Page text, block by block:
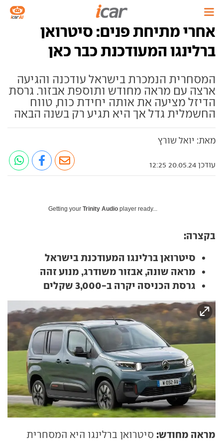
אחרי מתיחת פנים: סיטרואן
ברלינגו המעודכנת כבר כאן
המסחרית הנמכרת בישראל עודכנה והגיעה
ארצה עם מראה מחודש ותוספת אבזור. גרסת
הדיזל מציעה את אותה יחידת כוח, טווח
החשמלית גדל אך היא תגיע רק בשנה הבאה
מאת: יואל שורץ
עודכן 20.05.24 12:25
Getting your Trinity Audio player ready...
בקצרה:
סיטרואן ברלינגו המעודכנת בישראל
מראה שונה, אבזור משודרג, מנוע זהה
גרסת הכניסה יקרה ב-3,000 שקלים
מראה מחודש: סיטרואן ברלינגו היא המסחרית